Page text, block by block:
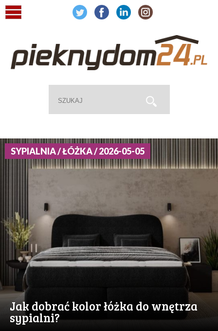
SYPIALNIA / ŁÓŻKA / 2026-05-05
Jak dobrać kolor łóżka do wnętrza
sypialni?